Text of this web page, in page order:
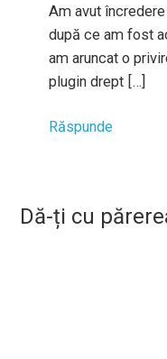
Am avut
după ce am fost
am aruncat o
plugin drept […]
Răspunde
Dă-ți cu